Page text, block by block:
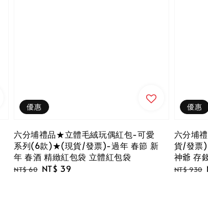
優惠
六分埔禮品★立體毛絨玩偶紅包-可愛
系列(6款)★(現貨/發票)-過年 春節 新
年 春酒 精緻紅包袋 立體紅包袋
Regular
NT$ 60 Sale
NT$ 39
優惠
六分埔
貨/發票
神爺 存
Regular
NT$ 930